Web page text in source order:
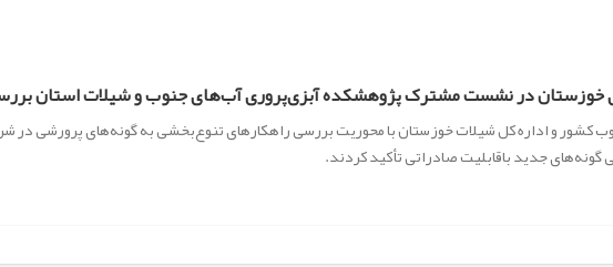
خوزستان در نشست مشترک پژوهشکده آبزی‌پروری آب‌های جنوب و شیلات استان
و اداره کل شیلات خوزستان با محوریت بررسی راهکارهای تنوع‌بخشی به گونه‌های پرورشی در
گونه‌های جدید باقابلیت صادراتی تأکید کردند.